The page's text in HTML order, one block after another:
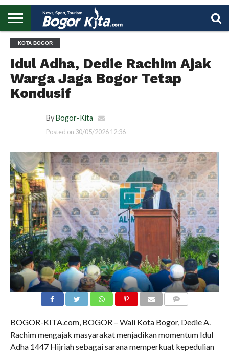
BOGOR
REGIONAL
NASIONAL
PENDIDIKAN
WISATA
OLAHRAGA
LAPORAN
PROFIL
KOTA BOGOR
Idul Adha, Dedie Rachim Ajak
Warga Jaga Bogor Tetap
Kondusif
By Bogor-Kita
Posted on 30/05/2026 12:36
BOGOR-KITA.com, BOGOR – Wali Kota Bogor, Dedie A.
Rachim mengajak masyarakat menjadikan momentum Idul
Adha 1447 Hijriah sebagai sarana memperkuat kepedulian